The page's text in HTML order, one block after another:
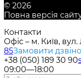
© 2026
Повна версія
Контакти
Офіс – м. Київ,
85Замовити
+38 (050) 189 30 90
09:00—18:00